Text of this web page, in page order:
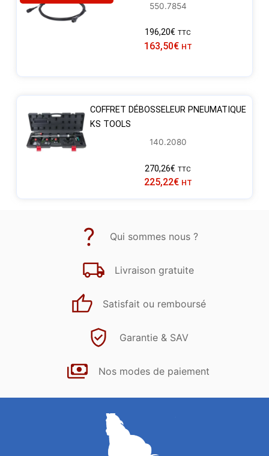
550.7854
196,20€ TTC
163,50€ HT
COFFRET DÉBOSSELEUR PNEUMATIQUE
KS TOOLS
140.2080
270,26€ TTC
225,22€ HT
Qui sommes nous ?
Livraison gratuite
Satisfait ou remboursé
Garantie & SAV
Nos modes de paiement